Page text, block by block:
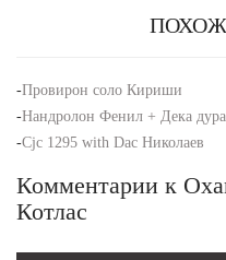
-Провирон соло Кириши
-Нандролон Фенил + Дека
-Cjc 1295 with Dac Николаев
Комментарии к
Котлас